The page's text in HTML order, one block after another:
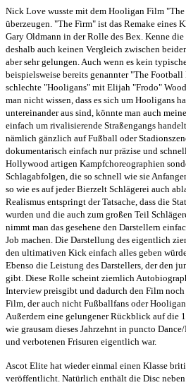
Nick Love wusste mit dem Hooligan Film
überzeugen. "The Firm" ist das Remake eines
Gary Oldmann in der Rolle des Bex. Kenne
deshalb auch keinen Vergleich zwischen
aber sehr gelungen. Auch wenn es kein
beispielsweise bereits genannter "The
schlechte "Hooligans" mit Elijah "Frodo"
man nicht wissen, dass es sich um Hooligans
untereinander aus sind, könnte man auch
einfach um rivalisierende Straßengangs
nämlich gänzlich auf Fußball oder
dokumentarisch einfach nur präzise und
Hollywood artigen Kampfchoreographien
Schlagabfolgen, die so schnell wie sie
so wie es auf jeder Bierzelt Schlägerei auch
Realismus entspringt der Tatsache, dass die
wurden und die auch zum großen Teil
nimmt man das gesehene den Darstellern
Job machen. Die Darstellung des eigentlich
den ultimativen Kick einfach alles geben
Ebenso die Leistung des Darstellers, der den
gibt. Diese Rolle scheint ziemlich
Interview preisgibt und dadurch den Film
Film, der auch nicht Fußballfans oder
Außerdem eine gelungener Rückblick auf die
wie grausam dieses Jahrzehnt in puncto
und verbotenen Frisuren eigentlich war.
Ascot Elite hat wieder einmal einen Klasse
veröffentlicht. Natürlich enthält die Disc